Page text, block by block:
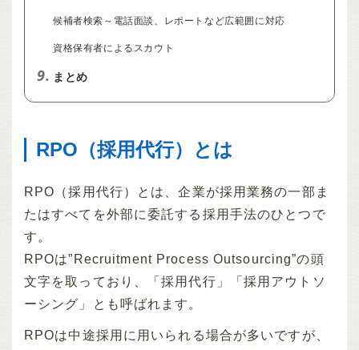
候補者検索～電話面談、レポートなど広範囲に対応
資格保有者によるスカウト
9. まとめ
RPO（採用代行）とは
RPO（採用代行）とは、企業が採用業務の一部ま
たはすべてを外部に委託する採用手法のひとつで
す。
RPOは”Recruitment Process Outsourcing”の頭
文字を取っており、「採用代行」「採用アウトソ
ーシング」とも呼ばれます。
RPOは中途採用に用いられる場合が多いですが、